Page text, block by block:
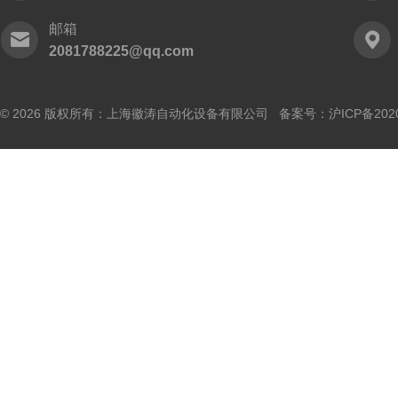
邮箱
2081788225@qq.com
© 2026 版权所有：上海徽涛自动化设备有限公司 备案号： 沪ICP备